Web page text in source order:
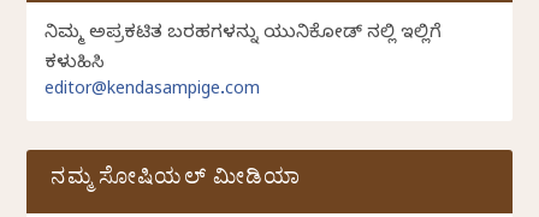
ನಿಮ್ಮ ಅಪ್ರಕಟಿತ ಬರಹಗಳನ್ನು ಯುನಿಕೋಡ್ ನಲ್ಲಿ ಇಲ್ಲಿಗೆ
ಕಳುಹಿಸಿ
editor@kendasampige.com
ನಮ್ಮ ಸೋಷಿಯಲ್‌ ಮೀಡಿಯಾ